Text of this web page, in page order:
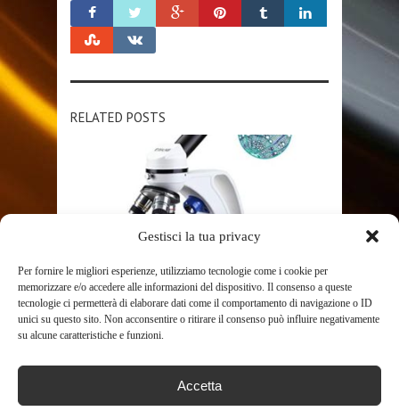
Gestisci la tua privacy
Per fornire le migliori esperienze, utilizziamo tecnologie come i cookie per
memorizzare e/o accedere alle informazioni del dispositivo. Il consenso a queste
tecnologie ci permetterà di elaborare dati come il comportamento di navigazione o ID
unici su questo sito. Non acconsentire o ritirare il consenso può influire negativamente
su alcune caratteristiche e funzioni.
Accetta
RELATED POSTS
SHOP
ESSLNB MICROSCOPIO
MICROSCOPIO OTTICO CON